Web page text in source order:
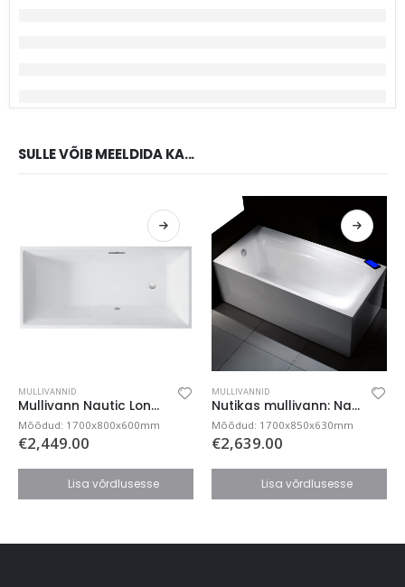
SULLE VÕIB MEELDIDA KA...
MULLIVANNID
Mullivann Nautic Longue IV Air – süvistatav ja nutikas
Mõõdud: 1700x800x600mm
€2,449.00
Lisa võrdlusesse
MULLIVANNID
Nutikas mullivann: Nautic Lux II Air mobiiliäpiga
Mõõdud: 1700x850x630mm
€2,639.00
Lisa võrdlusesse